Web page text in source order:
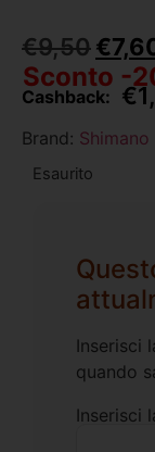
€9,50€
Sconto -
Cashback: €
Brand: Shimano
Esaurito
Inserisci
quando
Inserisci